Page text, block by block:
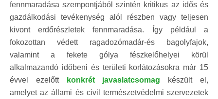
fennmaradása szempontjából szintén kritikus az idős és
gazdálkodási tevékenység alól részben vagy teljesen
kivont erdőrészletek fennmaradása. Így például a
fokozottan védett ragadozómadár-és bagolyfajok,
valamint a fekete gólya fészkelőhelyei körül
alkalmazandó időbeni és területi korlátozásokra már 15
évvel ezelőtt
konkrét javaslatcsomag
készült el,
amelyet az állami és civil természetvédelmi szervezetek